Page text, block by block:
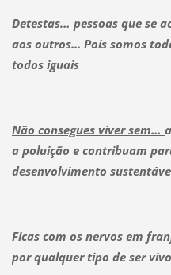
Detestas… pessoas que se
aos outros... Pois somos
todos iguais
Não consegues viver sem…
a poluição e contribuam
desenvolvimento
Ficas com os nervos em
por qualquer tipo de ser vivo